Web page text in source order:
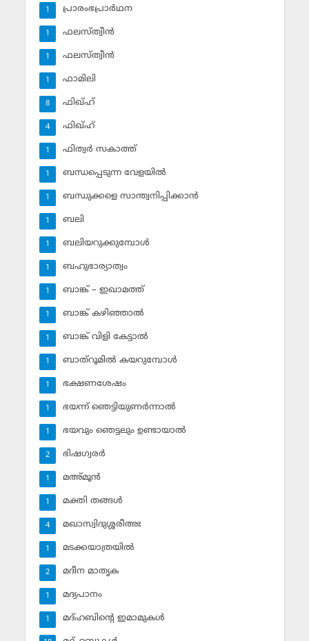
പ്രാരംഭപ്രാര്‍ഥന
1
ഫലസ്ത്വീൻ
1
ഫലസ്ത്വീൻ
1
ഫാമിലി
1
ഫിഖ്ഹ്
8
ഫിഖ്ഹ്‌
4
ഫിത്വര്‍ സകാത്ത്‌
1
ബന്ധപ്പെടുന്ന വേളയില്‍
1
ബന്ധുക്കളെ സാന്ത്വനിപ്പിക്കാന്‍
1
ബലി
1
ബലിയറുക്കുമ്പോള്‍
1
ബഹുഭാര്യാത്വം
1
ബാങ്ക് – ഇഖാമത്ത്
1
ബാങ്ക് കഴിഞ്ഞാല്‍
1
ബാങ്ക് വിളി കേട്ടാല്‍
1
ബാത്‌റൂമില്‍ കയറുമ്പോള്‍
1
ഭക്ഷണശേഷം
1
ഭയന്ന് ഞെട്ടിയുണര്‍ന്നാല്‍
1
ഭയവും ഞെട്ടലും ഉണ്ടായാല്‍
1
ഭിഷഗ്വരര്‍
2
മഅ്മൂന്‍
1
മക്തി തങ്ങള്‍
1
മഖാസ്വിദുശ്ശരീഅഃ
4
മടക്കയാത്രയില്‍
1
മദീന മാതൃക
2
മദ്യപാനം
1
മദ്ഹബിന്റെ ഇമാമുകള്‍
1